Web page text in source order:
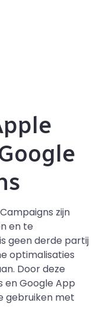
zijn
en te
geen derde partij
optimalisaties
Door deze
en Google App
gebruiken met